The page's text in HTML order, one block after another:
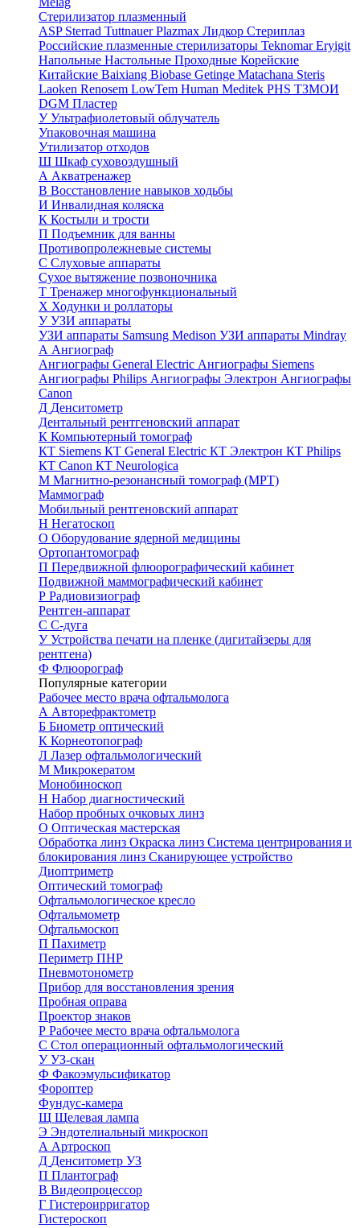
Стерилизатор плазменный
ASP Sterrad Tuttnauer Plazmax Лидкор Стериплаз
Российские плазменные стерилизаторы TeknomarEryigit
Напольные Настольные Проходные Корейские
Китайские Baixiang Biobase Getinge Matachana Steris
Laoken Renosem LowTem Human Meditek PHS ТЗМОИ
DGM Пластер
УУльтрафиолетовый облучатель
Упаковочная машина
Утилизатор отходов
Ш Шкаф суховоздушный
А Акватренажер
В Восстановление навыков ходьбы
И Инвалидная коляска
К Костыли и трости
П Подъемник для ванны
Противопролежневые системы
С Слуховые аппараты
Сухое вытяжение позвоночника
Т Тренажер многофункциональный
Х Ходунки и роллаторы
УУЗИ аппараты
УЗИ аппараты Samsung Medison УЗИ аппараты Mindray
А Ангиограф
Ангиографы General Electric Ангиографы Siemens
Ангиографы Philips Ангиографы Электрон Ангиографы
Canon
Д Денситометр
Дентальный рентгеновский аппарат
К Компьютерный томограф
КТ Siemens КТ General Electric КТ Электрон КТ Philips
КТ Canon КТ Neurologica
М Магнитно-резонансный томограф (МРТ)
Маммограф
Мобильный рентгеновский аппарат
Н Негатоскоп
О Оборудование ядерной медицины
Ортопантомограф
П Передвижной флюорографический кабинет
Подвижной маммографический кабинет
Р Радиовизиограф
Рентген-аппарат
С С-дуга
УУстройства печати на пленке (дигитайзеры для
рентгена)
Ф Флюорограф
Популярные категории
Рабочее место врача офтальмолога
А Авторефрактометр
Б Биометр оптический
К Корнеотопограф
Л Лазер офтальмологический
М Микрокератом
Монобиноскоп
Н Набор диагностический
Набор пробных очковых линз
О Оптическая мастерская
Обработка линз Окраска линз Система центрирования и
блокирования линз Сканирующее устройство
Диоптриметр
Оптический томограф
Офтальмологическое кресло
Офтальмометр
Офтальмоскоп
П Пахиметр
Периметр ПНР
Пневмотонометр
Прибор для восстановления зрения
Пробная оправа
Проектор знаков
Р Рабочее место врача офтальмолога
С Стол операционный офтальмологический
УУЗ-скан
Ф Факоэмульсификатор
Фороптер
Фундус-камера
Щ Щелевая лампа
Э Эндотелиальный микроскоп
А Артроскоп
Д Денситометр УЗ
П Плантограф
В Видеопроцессор
Г Гистероирригатор
Гистероскоп